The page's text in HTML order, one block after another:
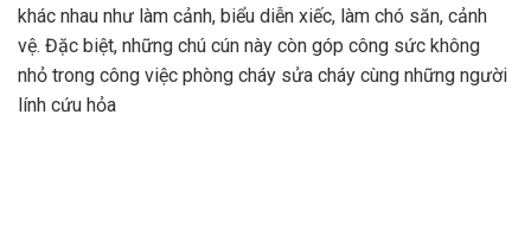
khác nhau như làm cảnh, biểu diễn xiếc, làm chó săn, cảnh
vệ. Đặc biệt, những chú cún này còn góp công sức không
nhỏ trong công việc phòng cháy sửa cháy cùng những người
lính cứu hỏa